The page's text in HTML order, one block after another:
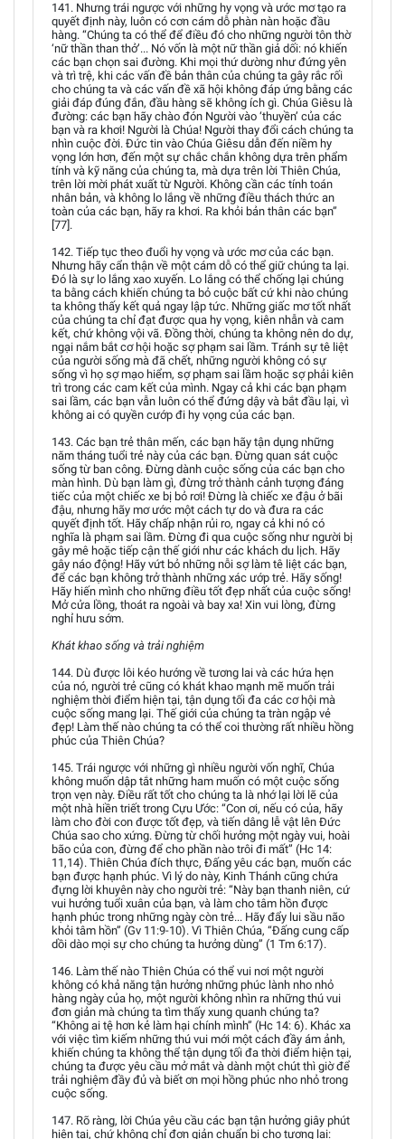
141. Nhưng trái ngược với những hy vọng và ước mơ tạo ra
quyết định này, luôn có cơn cám dỗ phàn nàn hoặc đầu
hàng. “Chúng ta có thể để điều đó cho những người tôn thờ
‘nữ thần than thở’... Nó vốn là một nữ thần giả dối: nó khiến
các bạn chọn sai đường. Khi mọi thứ dường như đứng yên
và trì trệ, khi các vấn đề bản thân của chúng ta gây rắc rối
cho chúng ta và các vấn đề xã hội không đáp ứng bằng các
giải đáp đúng đắn, đầu hàng sẽ không ích gì. Chúa Giêsu là
đường: các bạn hãy chào đón Người vào ‘thuyền’ của các
bạn và ra khơi! Người là Chúa! Người thay đổi cách chúng ta
nhìn cuộc đời. Đức tin vào Chúa Giêsu dẫn đến niềm hy
vọng lớn hơn, đến một sự chắc chắn không dựa trên phẩm
tính và kỹ năng của chúng ta, mà dựa trên lời Thiên Chúa,
trên lời mời phát xuất từ Người. Không cần các tính toán
nhân bản, và không lo lắng về những điều thách thức an
toàn của các bạn, hãy ra khơi. Ra khỏi bản thân các bạn”
[77].
142. Tiếp tục theo đuổi hy vọng và ước mơ của các bạn.
Nhưng hãy cẩn thận về một cám dỗ có thể giữ chúng ta lại.
Đó là sự lo lắng xao xuyến. Lo lắng có thể chống lại chúng
ta bằng cách khiến chúng ta bỏ cuộc bất cứ khi nào chúng
ta không thấy kết quả ngay lập tức. Những giấc mơ tốt nhất
của chúng ta chỉ đạt được qua hy vọng, kiên nhẫn và cam
kết, chứ không vội vã. Đồng thời, chúng ta không nên do dự,
ngại nắm bắt cơ hội hoặc sợ phạm sai lầm. Tránh sự tê liệt
của người sống mà đã chết, những người không có sự
sống vì họ sợ mạo hiểm, sợ phạm sai lầm hoặc sợ phải kiên
trì trong các cam kết của mình. Ngay cả khi các bạn phạm
sai lầm, các bạn vẫn luôn có thể đứng dậy và bắt đầu lại, vì
không ai có quyền cướp đi hy vọng của các bạn.
143. Các bạn trẻ thân mến, các bạn hãy tận dụng những
năm tháng tuổi trẻ này của các bạn. Đừng quan sát cuộc
sống từ ban công. Đừng dành cuộc sống của các bạn cho
màn hình. Dù bạn làm gì, đừng trở thành cảnh tượng đáng
tiếc của một chiếc xe bị bỏ rơi! Đừng là chiếc xe đậu ở bãi
đậu, nhưng hãy mơ ước một cách tự do và đưa ra các
quyết định tốt. Hãy chấp nhận rủi ro, ngay cả khi nó có
nghĩa là phạm sai lầm. Đừng đi qua cuộc sống như người bị
gây mê hoặc tiếp cận thế giới như các khách du lịch. Hãy
gây náo động! Hãy vứt bỏ những nỗi sợ làm tê liệt các bạn,
để các bạn không trở thành những xác ướp trẻ. Hãy sống!
Hãy hiến mình cho những điều tốt đẹp nhất của cuộc sống!
Mở cửa lồng, thoát ra ngoài và bay xa! Xin vui lòng, đừng
nghỉ hưu sớm.
Khát khao sống và trải nghiệm
144. Dù được lôi kéo hướng về tương lai và các hứa hẹn
của nó, người trẻ cũng có khát khao mạnh mẽ muốn trải
nghiệm thời điểm hiện tại, tận dụng tối đa các cơ hội mà
cuộc sống mang lại. Thế giới của chúng ta tràn ngập vẻ
đẹp! Làm thế nào chúng ta có thể coi thường rất nhiều hồng
phúc của Thiên Chúa?
145. Trái ngược với những gì nhiều người vốn nghĩ, Chúa
không muốn dập tắt những ham muốn có một cuộc sống
trọn vẹn này. Điều rất tốt cho chúng ta là nhớ lại lời lẽ của
một nhà hiền triết trong Cựu Ước: “Con ơi, nếu có của, hãy
làm cho đời con được tốt đẹp, và tiến dâng lễ vật lên Đức
Chúa sao cho xứng. Đừng từ chối hưởng một ngày vui, hoài
bão của con, đừng để cho phần nào trôi đi mất” (Hc 14:
11,14). Thiên Chúa đích thực, Đấng yêu các bạn, muốn các
bạn được hạnh phúc. Vì lý do này, Kinh Thánh cũng chứa
đựng lời khuyên này cho người trẻ: “Này bạn thanh niên, cứ
vui hưởng tuổi xuân của bạn, và làm cho tâm hồn được
hạnh phúc trong những ngày còn trẻ... Hãy đẩy lui sầu não
khỏi tâm hồn” (Gv 11:9-10). Vì Thiên Chúa, “Đấng cung cấp
dồi dào mọi sự cho chúng ta hưởng dùng” (1 Tm 6:17).
146. Làm thế nào Thiên Chúa có thể vui nơi một người
không có khả năng tận hưởng những phúc lành nho nhỏ
hàng ngày của họ, một người không nhìn ra những thú vui
đơn giản mà chúng ta tìm thấy xung quanh chúng ta?
“Không ai tệ hơn kẻ làm hại chính mình” (Hc 14: 6). Khác xa
với việc tìm kiếm những thú vui mới một cách đầy ám ảnh,
khiến chúng ta không thể tận dụng tối đa thời điểm hiện tại,
chúng ta được yêu cầu mở mắt và dành một chút thì giờ để
trải nghiệm đầy đủ và biết ơn mọi hồng phúc nho nhỏ trong
cuộc sống.
147. Rõ ràng, lời Chúa yêu cầu các bạn tận hưởng giây phút
hiện tại, chứ không chỉ đơn giản chuẩn bị cho tương lai: